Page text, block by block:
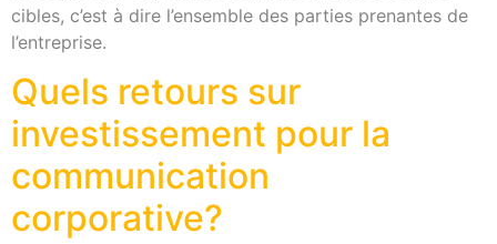
cibles, c’est à dire l’ensemble des parties prenantes de
l’entreprise.
Quels retours sur
investissement pour la
communication
corporative?